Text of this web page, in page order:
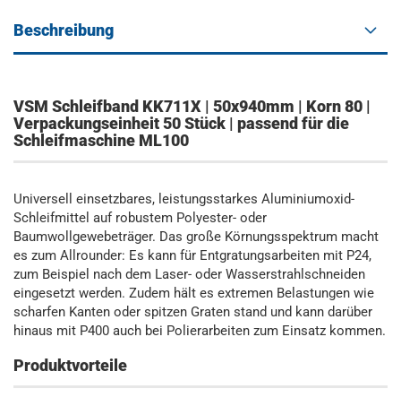
Beschreibung
VSM Schleifband KK711X | 50x940mm | Korn 80 |
Verpackungseinheit 50 Stück | passend für die
Schleifmaschine ML100
Universell einsetzbares, leistungsstarkes Aluminiumoxid-
Schleifmittel auf robustem Polyester- oder
Baumwollgewebeträger. Das große Körnungsspektrum macht
es zum Allrounder: Es kann für Entgratungsarbeiten mit P24,
zum Beispiel nach dem Laser- oder Wasserstrahlschneiden
eingesetzt werden. Zudem hält es extremen Belastungen wie
scharfen Kanten oder spitzen Graten stand und kann darüber
hinaus mit P400 auch bei Polierarbeiten zum Einsatz kommen.
Produktvorteile